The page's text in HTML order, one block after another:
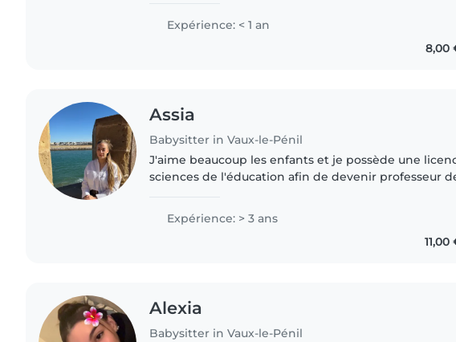
Expérience: < 1 an
8,00
Assia
Babysitter in Vaux-le-Pénil
J'aime beaucoup les enfants et je possède une
sciences de l'éducation afin de devenir professeur
besoin de..
Expérience: > 3 ans
Alexia
Babysitter in Vaux-le-Pénil